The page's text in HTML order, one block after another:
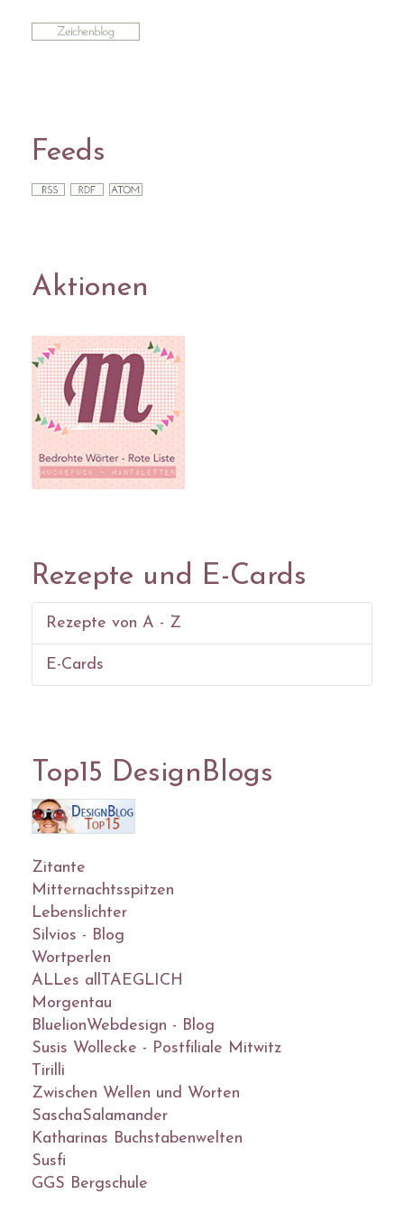
Feeds
Aktionen
Rezepte und E-Cards
Rezepte von A - Z
E-Cards
Top15 DesignBlogs
Zitante
Mitternachtsspitzen
Lebenslichter
Silvios - Blog
Wortperlen
ALLes allTAEGLICH
Morgentau
BluelionWebdesign - Blog
Susis Wollecke - Postfiliale Mitwitz
Tirilli
Zwischen Wellen und Worten
SaschaSalamander
Katharinas Buchstabenwelten
Susfi
GGS Bergschule